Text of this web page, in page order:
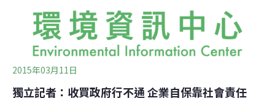
而讓兩廠的放流水都以「合乎標準」的名義持續排放，造
成溪流魚、蝦甚至福壽螺的死亡，民眾身體
2015年03月11日
獨立記者：收買政府行不通 企業自保靠社會責任